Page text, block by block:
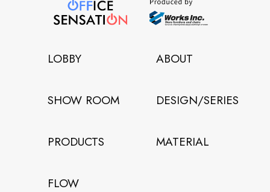
LOBBY ABOUT
SHOW ROOM DESIGN/SERIES
PRODUCTS MATERIAL
FLOW